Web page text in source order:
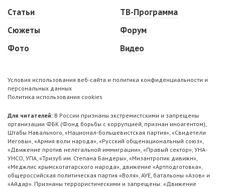
Статьи
Сюжеты
Фото
ТВ-Программа
Форум
Видео
Условия использования веб-сайта и политика конфиденциальности и
персональных данных
Политика использования cookies
Для читателей: В России признаны экстремистскими и запрещены
организации ФБК (Фонд борьбы с коррупцией, признан иноагентом),
Штабы Навального, «Национал-большевистская партия», «Свидетели
Иеговы», «Армия воли народа», «Русский общенациональный союз»,
«Движение против нелегальной иммиграции», «Правый сектор», УНА-
УНСО, УПА, «Тризуб им. Степана Бандеры», «Мизантропик дивижн»,
«Меджлис крымскотатарского народа», движение «Артподготовка»,
общероссийская политическая партия «Воля», АУЕ, батальоны «Азов» и
«Айдар». Признаны террористическими и запрещены: «Движение